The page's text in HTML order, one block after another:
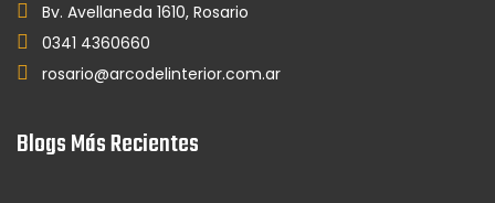
Bv. Avellaneda 1610, Rosario
0341 4360660
rosario@arcodelinterior.com.ar
Blogs Más Recientes